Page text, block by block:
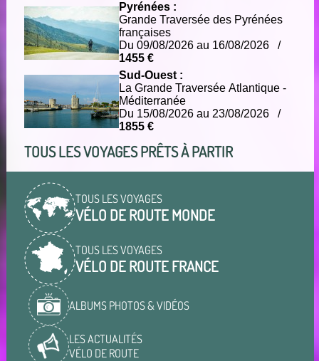
Pyrénées :
Grande Traversée des Pyrénées
françaises
Du 09/08/2026 au 16/08/2026 /
1455 €
Sud-Ouest :
La Grande Traversée Atlantique -
Méditerranée
Du 15/08/2026 au 23/08/2026 /
1855 €
TOUS LES VOYAGES PRÊTS À PARTIR
TOUS LES VOYAGES
VÉLO DE ROUTE MONDE
TOUS LES VOYAGES
VÉLO DE ROUTE FRANCE
ALBUMS PHOTOS & VIDÉOS
LES ACTUALITÉS
VÉLO DE ROUTE